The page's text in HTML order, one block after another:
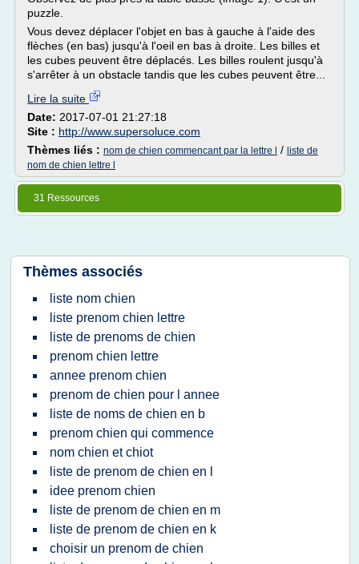
puzzle.
Vous devez déplacer l'objet en bas à gauche à l'aide des
flèches (en bas) jusqu'à l'oeil en bas à droite. Les billes et
les cubes peuvent être déplacés. Les billes roulent jusqu'à
s'arrêter à un obstacle tandis que les cubes peuvent être...
Lire la suite
Date: 2017-07-01 21:27:18
Site : http://www.supersoluce.com
Thèmes liés : nom de chien commencant par la lettre l / liste de
nom de chien lettre l
31 Ressources
Thèmes associés
liste nom chien
liste prenom chien lettre
liste de prenoms de chien
prenom chien lettre
annee prenom chien
prenom de chien pour l annee
liste de noms de chien en b
prenom chien qui commence
nom chien et chiot
liste de prenom de chien en l
idee prenom chien
liste de prenom de chien en m
liste de prenom de chien en k
choisir un prenom de chien